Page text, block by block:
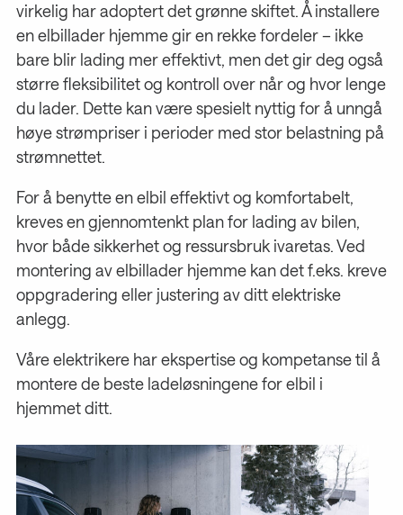
virkelig har adoptert det grønne skiftet. Å installere
en elbillader hjemme gir en rekke fordeler – ikke
bare blir lading mer effektivt, men det gir deg også
større fleksibilitet og kontroll over når og hvor lenge
du lader. Dette kan være spesielt nyttig for å unngå
høye strømpriser i perioder med stor belastning på
strømnettet.
For å benytte en elbil effektivt og komfortabelt,
kreves en gjennomtenkt plan for lading av bilen,
hvor både sikkerhet og ressursbruk ivaretas. Ved
montering av elbillader hjemme kan det f.eks. kreve
oppgradering eller justering av ditt elektriske
anlegg.
Våre elektrikere har ekspertise og kompetanse til å
montere de beste ladeløsningene for elbil i
hjemmet ditt.